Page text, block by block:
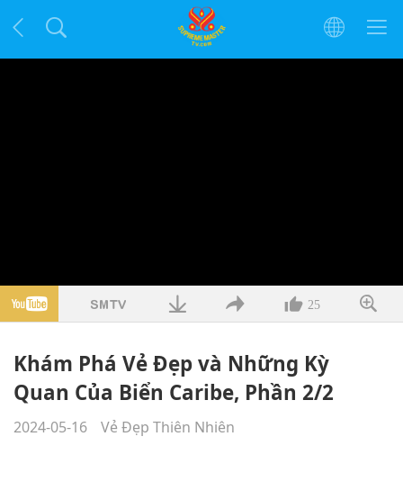
25
Khám Phá Vẻ Đẹp và Những Kỳ
Quan Của Biển Caribe, Phần 2/2
2024-05-16 Vẻ Đẹp Thiên Nhiên